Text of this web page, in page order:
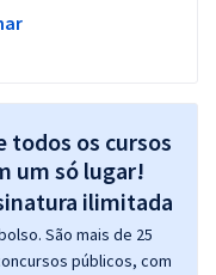
todos os cursos
um só lugar!
São mais de 25
públicos, com